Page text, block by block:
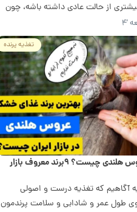
از حالت عادی داشته باشه، چون
'۴
تغذیه پرنده
چیست؟ ۹برند معروف بازار
آگاهیم که تغذیه درست و اصولی
طول عمر و شادابی و سلامت پرندمون